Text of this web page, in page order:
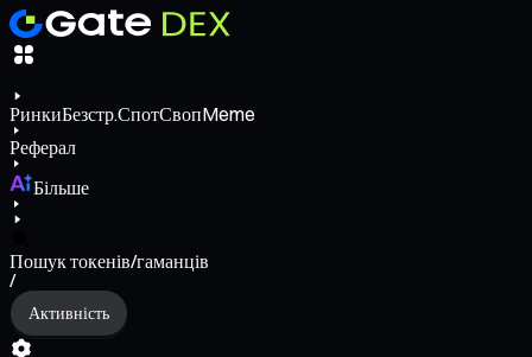
РинкиБезстр.СпотСвопMeme
Реферал
Більше
Пошук токенів/гаманців
/
Активність